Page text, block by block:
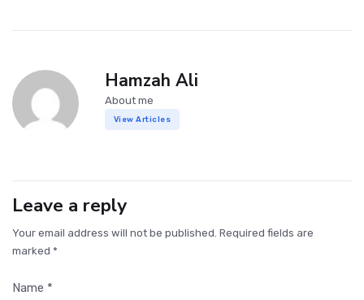
Hamzah Ali
About me
View Articles
Leave a reply
Your email address will not be published. Required fields are
marked *
Name *